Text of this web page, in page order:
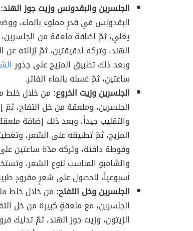
الجلسرين والبقدونس وزيت جوز الهند:
البقدونس في قدرٍ مملوء بالماء،
يغلي، ثمّ إضافة ملعقة من
الهند، وتركه لدقيقتين، ثمّ إزالته عن
وبعد ذلك تطبيق المزيج على جذور
ساعتين، ثمّ غسله بالماء الفاتر.
الجلسرين وزيت الخروع: من خلال خلط
الجلسرين، وملعقة من خل التفاح،
والتقليب جيداً، وبعد ذلك إضافة
المزيج، ثمّ تطبيقه على الشعر،
وفوطة دافئة، وتركه مدّة ساعتين
والشامبو المناسب لنوع الشعر،
أسبوعياً، للحصول على شعرٍ مفرودٍ
الجلسرين وخل التفاح: من خلال خلط
الجلسرين، مع ملعقةٍ كبيرة من خل
الزيتون، وزيت جوز الهند، ثمّ تدليك